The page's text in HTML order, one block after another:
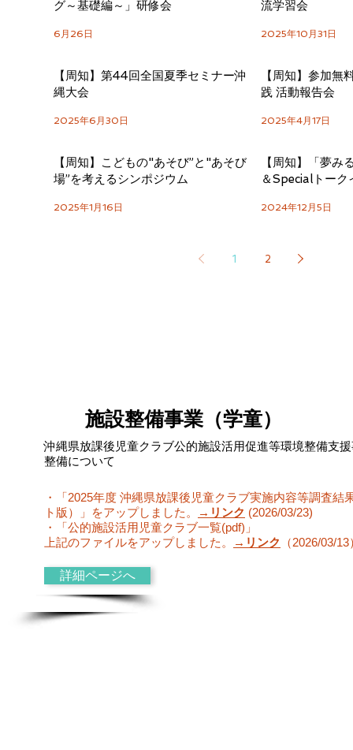
グ～基礎編～」研修会
6月26日
流学習会
2025年10月31日
【周知】第44回全国夏季セミナー沖
縄大会
2025年6月30日
【周知】参加無
践 活動報告会
2025年4月17日
【周知】こどもの"あそび”と"あそび
場”を考えるシンポジウム
2025年1月16日
【周知】「夢み
＆Specialトーク
2024年12月5日
1 2
施設整備事業（学童）
沖縄県放課後児童クラブ公的施設活用促進等環境整備支
整備について
・「2025年度 沖縄県放課後児童クラブ実施内容等調査結
ト版）」をアップしました。
→リンク (2026/03/23)
・「公的施設活用児童クラブ一覧(pdf)」
上記のファイルをアップしました。
→リンク （2026/03/13
詳細ページへ